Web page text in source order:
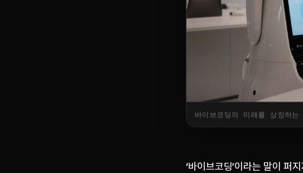
바이브코딩의 미래를 상징하
‘바이브코딩’이라는 말이 퍼